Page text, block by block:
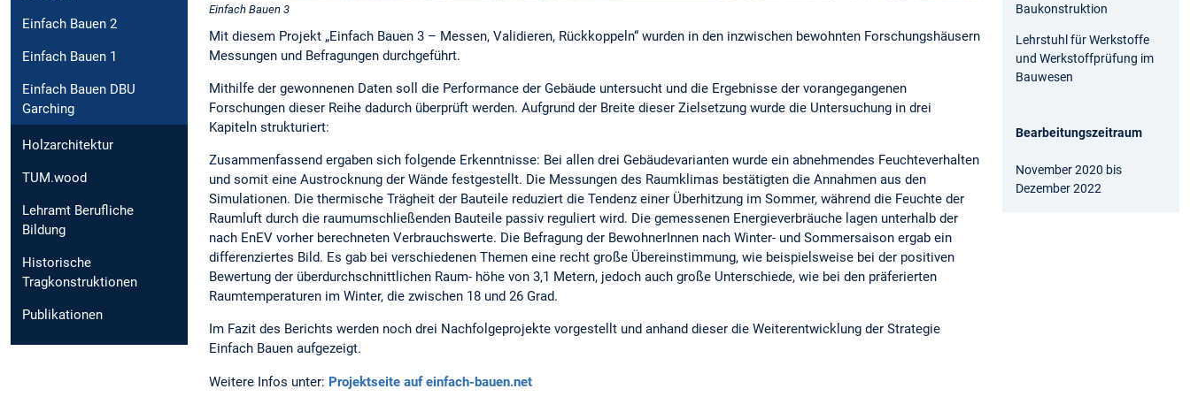
Einfach Bauen 2
Einfach Bauen 1
Einfach Bauen DBU
Garching
Holzarchitektur
TUM.wood
Lehramt Berufliche
Bildung
Historische
Tragkonstruktionen
Publikationen
Einfach Bauen 3
Mit diesem Projekt „Einfach Bauen 3 – Messen, Validieren, Rückkoppeln“ wurden in den inzwischen bewohnten Forschungshäusern
Messungen und Befragungen durchgeführt.
Mithilfe der gewonnenen Daten soll die Performance der Gebäude untersucht und die Ergebnisse der vorangegangenen
Forschungen dieser Reihe dadurch überprüft werden. Aufgrund der Breite dieser Zielsetzung wurde die Untersuchung in drei
Kapiteln strukturiert:
Zusammenfassend ergaben sich folgende Erkenntnisse: Bei allen drei Gebäudevarianten wurde ein abnehmendes Feuchteverhalten
und somit eine Austrocknung der Wände festgestellt. Die Messungen des Raumklimas bestätigten die Annahmen aus den
Simulationen. Die thermische Trägheit der Bauteile reduziert die Tendenz einer Überhitzung im Sommer, während die Feuchte der
Raumluft durch die raumumschließenden Bauteile passiv reguliert wird. Die gemessenen Energieverbräuche lagen unterhalb der
nach EnEV vorher berechneten Verbrauchswerte. Die Befragung der BewohnerInnen nach Winter- und Sommersaison ergab ein
differenziertes Bild. Es gab bei verschiedenen Themen eine recht große Übereinstimmung, wie beispielsweise bei der positiven
Bewertung der überdurchschnittlichen Raum- höhe von 3,1 Metern, jedoch auch große Unterschiede, wie bei den präferierten
Raumtemperaturen im Winter, die zwischen 18 und 26 Grad.
Im Fazit des Berichts werden noch drei Nachfolgeprojekte vorgestellt und anhand dieser die Weiterentwicklung der Strategie
Einfach Bauen aufgezeigt.
Weitere Infos unter: Projektseite auf einfach-bauen.net
Baukonstruktion
Lehrstuhl für Werkstoffe
und Werkstoffprüfung im
Bauwesen
Bearbeitungszeitraum
November 2020 bis
Dezember 2022